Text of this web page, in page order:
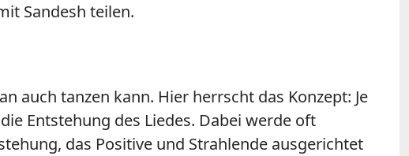
Sandesh teilen.
auch tanzen kann. Hier herrscht das Konzept: Je
Entstehung des Liedes. Dabei werde oft
das Positive und Strahlende ausgerichtet